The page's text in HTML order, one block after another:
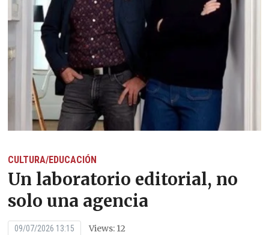
CULTURA/EDUCACIÓN
Un laboratorio editorial, no
solo una agencia
09/07/2026 13:15 Views: 12